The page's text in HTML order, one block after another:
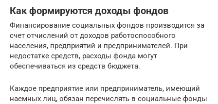
Как формируются доходы фондов
Финансирование социальных фондов производится за
счет отчислений от доходов работоспособного
населения, предприятий и предпринимателей. При
недостатке средств, расходы фонда могут
обеспечиваться из средств бюджета.
Каждое предприятие или предприниматель, имеющий
наемных лиц, обязан перечислять в социальные фонды